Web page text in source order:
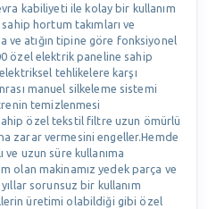
kabiliyeti ile kolay bir kullanım
hortum takımları ve
ve atığın tipine göre fonksiyonel
özel elektrik paneline sahip
tehlikelere karşı
manuel silkeleme sistemi
temizlenmesi
özel tekstil filtre uzun ömürlü
zarar vermesini engeller.Hemde
ve uzun süre kullanıma
olan makinamız yedek parça ve
sorunsuz bir kullanım
üretimi olabildiği gibi özel